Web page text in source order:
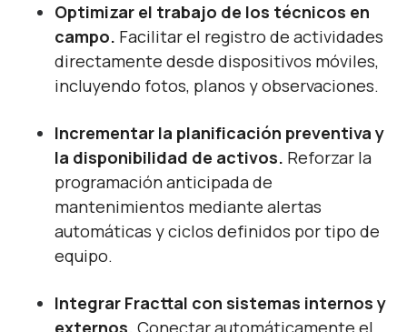
Optimizar el trabajo de los técnicos en
campo. Facilitar el registro de actividades
directamente desde dispositivos móviles,
incluyendo fotos, planos y observaciones.
Incrementar la planificación preventiva y
la disponibilidad de activos. Reforzar la
programación anticipada de
mantenimientos mediante alertas
automáticas y ciclos definidos por tipo de
equipo.
Integrar Fracttal con sistemas internos y
externos. Conectar automáticamente el